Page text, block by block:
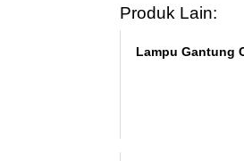
Produk Lain:
Lampu Gantung